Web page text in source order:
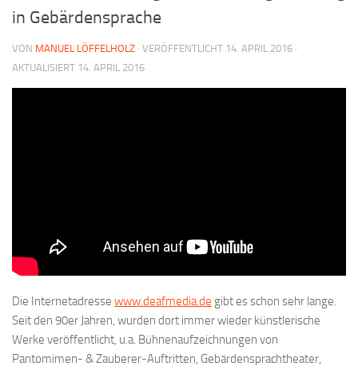
in Gebärdensprache
VON MANUEL LÖFFELHOLZ · VERÖFFENTLICHT 14. APRIL 2016 ·
AKTUALISIERT 14. APRIL 2016
Die Internetadresse www.deafmedia.de gibt es schon sehr lange.
Seit den 90er Jahren, wurden dort immer wieder künstlerische
Werke veröffentlicht, u.a. Bühnenaufzeichnungen von
Pantomimen- & Zauberer-Auftritten, Gebärdensprachtheater,